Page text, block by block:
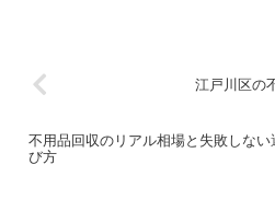
なくスッキリ片付けられる業...
ス
コ...
江戸川区の
不用品回収のリアル相場と失敗しない
び方